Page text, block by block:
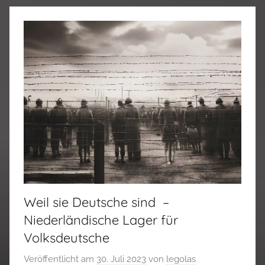
Weil sie Deutsche sind –
Niederländische Lager für
Volksdeutsche
Veröffentlicht am 30. Juli 2023 von legolas